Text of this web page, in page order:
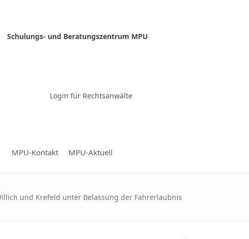
Schulungs- und Beratungszentrum MPU
Login für Rechtsanwälte
MPU-Kontakt MPU-Aktuell
und Krefeld unter Belassung der Fahrerlaubnis